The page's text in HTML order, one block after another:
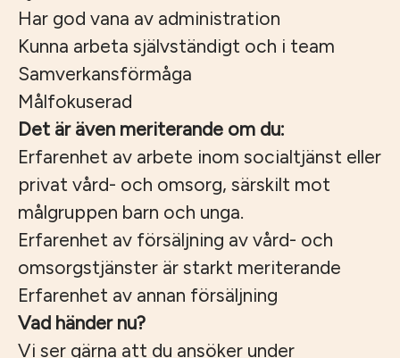
Har god vana av administration
Kunna arbeta självständigt och i team
Samverkansförmåga
Målfokuserad
Det är även meriterande om du:
Erfarenhet av arbete inom socialtjänst eller
privat vård- och omsorg, särskilt mot
målgruppen barn och unga.
Erfarenhet av försäljning av vård- och
omsorgstjänster är starkt meriterande
Erfarenhet av annan försäljning
Vad händer nu?
Vi ser gärna att du ansöker under